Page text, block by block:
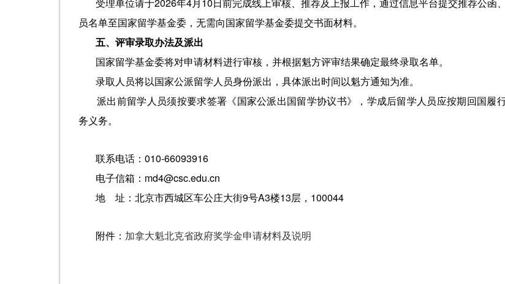
员名单至国家留学基金委，无需向国家留学基金委提交书面材料。
五、评审录取办法及派出
国家留学基金委将对申请材料进行审核，并根据魁方评审结果确定最终录取名单。
录取人员将以国家公派留学人员身份派出，具体派出时间以魁方通知为准。
派出前留学人员须按要求签署《国家公派出国留学协议书》，学成后留学人员应按期回国履
务义务。
联系电话：010-66093916
电子信箱：md4@csc.edu.cn
地 址：北京市西城区车公庄大街9号A3楼13层，100044
附件： 加拿大魁北克省政府奖学金申请材料及说明